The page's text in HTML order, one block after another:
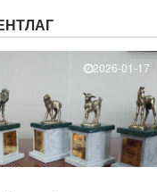
2 цаг 36 минутын өмнө
могойд хатгуулахаас
Эрүүл мэнд
4 цаг 43 минутын өмнө
Ц.Идэрбат: Мал
эмнэлгийн салбарын
2026-01-17